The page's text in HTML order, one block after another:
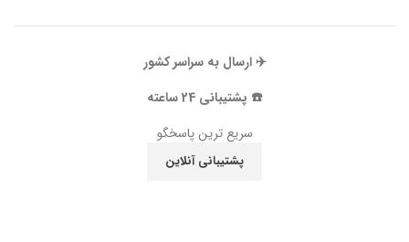
✈️ ارسال به سراسر کشور
☎️ پشتیبانی 24 ساعته
سریع ترین پاسخگو
پشتیبانی آنلاین